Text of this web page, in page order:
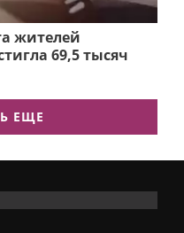
жителей
69,5 тысяч
ЕЩЕ